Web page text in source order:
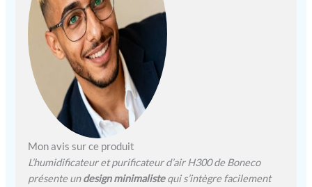
offre à l‘utilisateur un
guidage et une navigation
intuitifs
Mon avis sur ce produit
L’humidificateur et purificateur d’air H300 de Boneco
présente undesign minimalistequi s’intègre facilement